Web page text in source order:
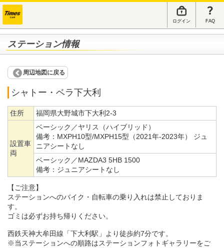
ログイン FAQ
ステーション情報
周辺地図に戻る
シャトー・ベラ下大利
住所 福岡県大野城市下大利2-3
設置車
両
ベーシック／ヤリス（ハイブリッド）
備考： MXPH10型/MXPH15型（2021年-2023年） ジュ
ニアシートなし
ベーシック／MAZDA3 5HB 1500
備考： ジュニアシートなし
【ご注意】
ステーションへのバイク・自転車の乗り入れは禁止しておりま
す。
ゴミは必ずお持ち帰りください。
西鉄天神大牟田線「下大利駅」より徒歩約7分です。
※当ステーションへの順路はステーションフォトギャラリーをご